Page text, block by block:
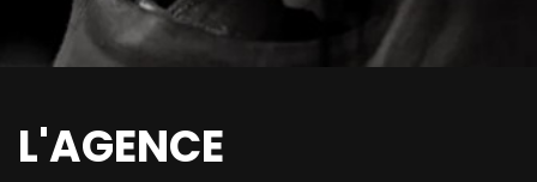
L'AGENCE